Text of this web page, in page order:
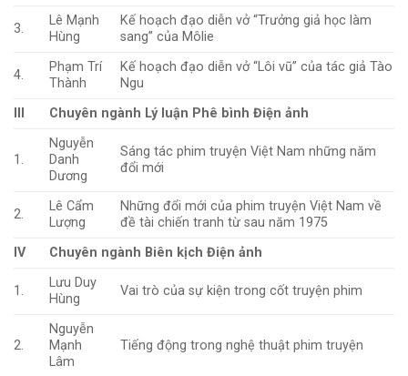
3.
Lê Mạnh
Hùng
Kế hoạch đạo diễn vở “Trưởng giả học làm
sang” của Môlie
4.
Phạm Trí
Thành
Kế hoạch đạo diễn vở “Lôi vũ” của tác giả Tào
Ngu
Chuyên ngành Lý luận Phê bình Điện ảnh
1.
Nguyễn
Danh
Dương
Sáng tác phim truyện Việt Nam những năm
đổi mới
2.
Lê Cẩm
Lượng
Những đổi mới của phim truyện Việt Nam về
đề tài chiến tranh từ sau năm 1975
IV
Chuyên ngành Biên kịch Điện ảnh
1.
Lưu Duy
Hùng
Vai trò của sự kiện trong cốt truyện phim
2.
Nguyễn
Mạnh
Lâm
Tiếng động trong nghệ thuật phim truyện